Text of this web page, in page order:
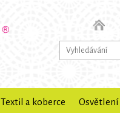
Textil a koberce Osvětlení